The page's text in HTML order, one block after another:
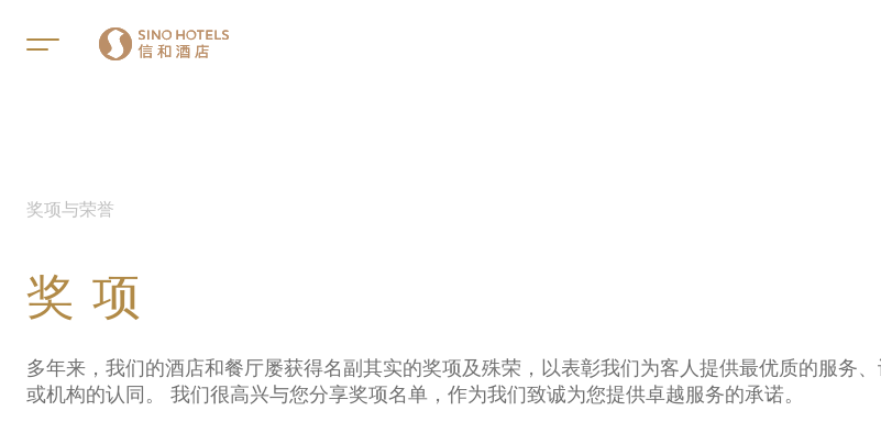
客安酒店
奖项与荣誉
奖项
多年来，我们的酒店和餐厅屡获得名副其实的奖项及殊荣，以表彰我们为客人提供最优质的服务
或机构的认同。 我们很高兴与您分享奖项名单，作为我们致诚为您提供卓越服务的承诺。